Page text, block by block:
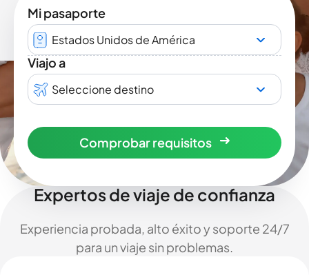
Mi pasaporte
Estados Unidos de América
Viajo a
Seleccione destino
Comprobar requisitos
Expertos de viaje de confianza
Experiencia probada, alto éxito y soporte 24/7
para un viaje sin problemas.